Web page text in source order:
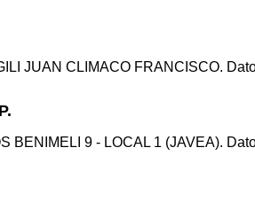
JUAN CLIMACO FRANCISCO.
BENIMELI 9 - LOCAL 1 (JAVEA).